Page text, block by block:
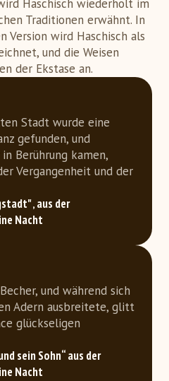
Haschisch wiederholt im
Traditionen erwähnt. In
Version wird Haschisch als
und die Weisen
der Ekstase an.
Stadt wurde eine
gefunden, und
Berührung kamen,
Vergangenheit und der
‚ aus der
Nacht
und während sich
Adern ausbreitete, glitt
glückseligen
sein Sohn“ aus der
Nacht